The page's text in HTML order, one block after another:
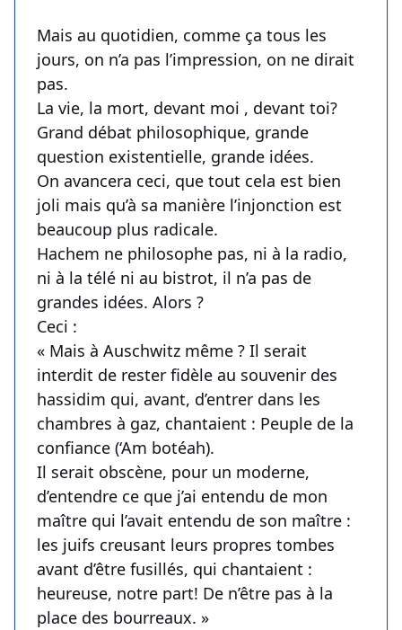
Mais au quotidien, comme ça tous les
jours, on n’a pas l’impression, on ne dirait
pas.
La vie, la mort, devant moi , devant toi?
Grand débat philosophique, grande
question existentielle, grande idées.
On avancera ceci, que tout cela est bien
joli mais qu’à sa manière l’injonction est
beaucoup plus radicale.
Hachem ne philosophe pas, ni à la radio,
ni à la télé ni au bistrot, il n’a pas de
grandes idées. Alors ?
Ceci :
« Mais à Auschwitz même ? Il serait
interdit de rester fidèle au souvenir des
hassidim qui, avant, d’entrer dans les
chambres à gaz, chantaient : Peuple de la
confiance (‘Am botéah).
Il serait obscène, pour un moderne,
d’entendre ce que j’ai entendu de mon
maître qui l’avait entendu de son maître :
les juifs creusant leurs propres tombes
avant d’être fusillés, qui chantaient :
heureuse, notre part! De n’être pas à la
place des bourreaux. »